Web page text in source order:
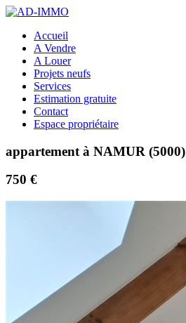
Accueil
A Vendre
A Louer
Projets neufs
Services
Estimation gratuite
Contact
Espace propriétaire
appartement à NAMUR (5000)
750 €